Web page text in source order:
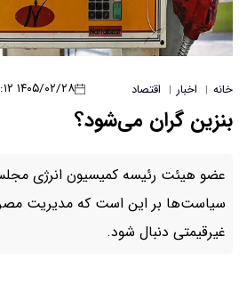
خانه | اخبار | اقتصاد ۱۴۰۵/۰۲/۲۸ ۱۱:۲۰:۱۲
بنزین گران می‌شود؟‌
عضو هیئت رئیسه کمیسیون انرژی
سیاست‌ها بر این است که مدیریت
غیرقیمتی دنبال شود.